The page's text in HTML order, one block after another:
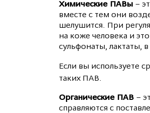
Химические ПАВы –
вместе с тем они
шелушится. При
на коже человека и
сульфонаты, лактаты,
Если вы используете
таких ПАВ.
Органические ПАВ –
справляются с